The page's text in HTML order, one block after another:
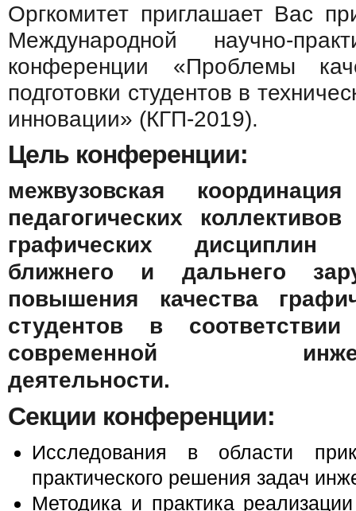
Оргкомитет приглашает Вас
Международной научно-
конференции «Проблемы
подготовки студентов в
инновации» (КГП-2019).
Цель конференции:
межвузовская
педагогических
графических дисциплин
ближнего и дальнего
повышения качества
студентов в
современной
деятельности.
Секции конференции:
Исследования в области
практического решения задач
Методика и практика